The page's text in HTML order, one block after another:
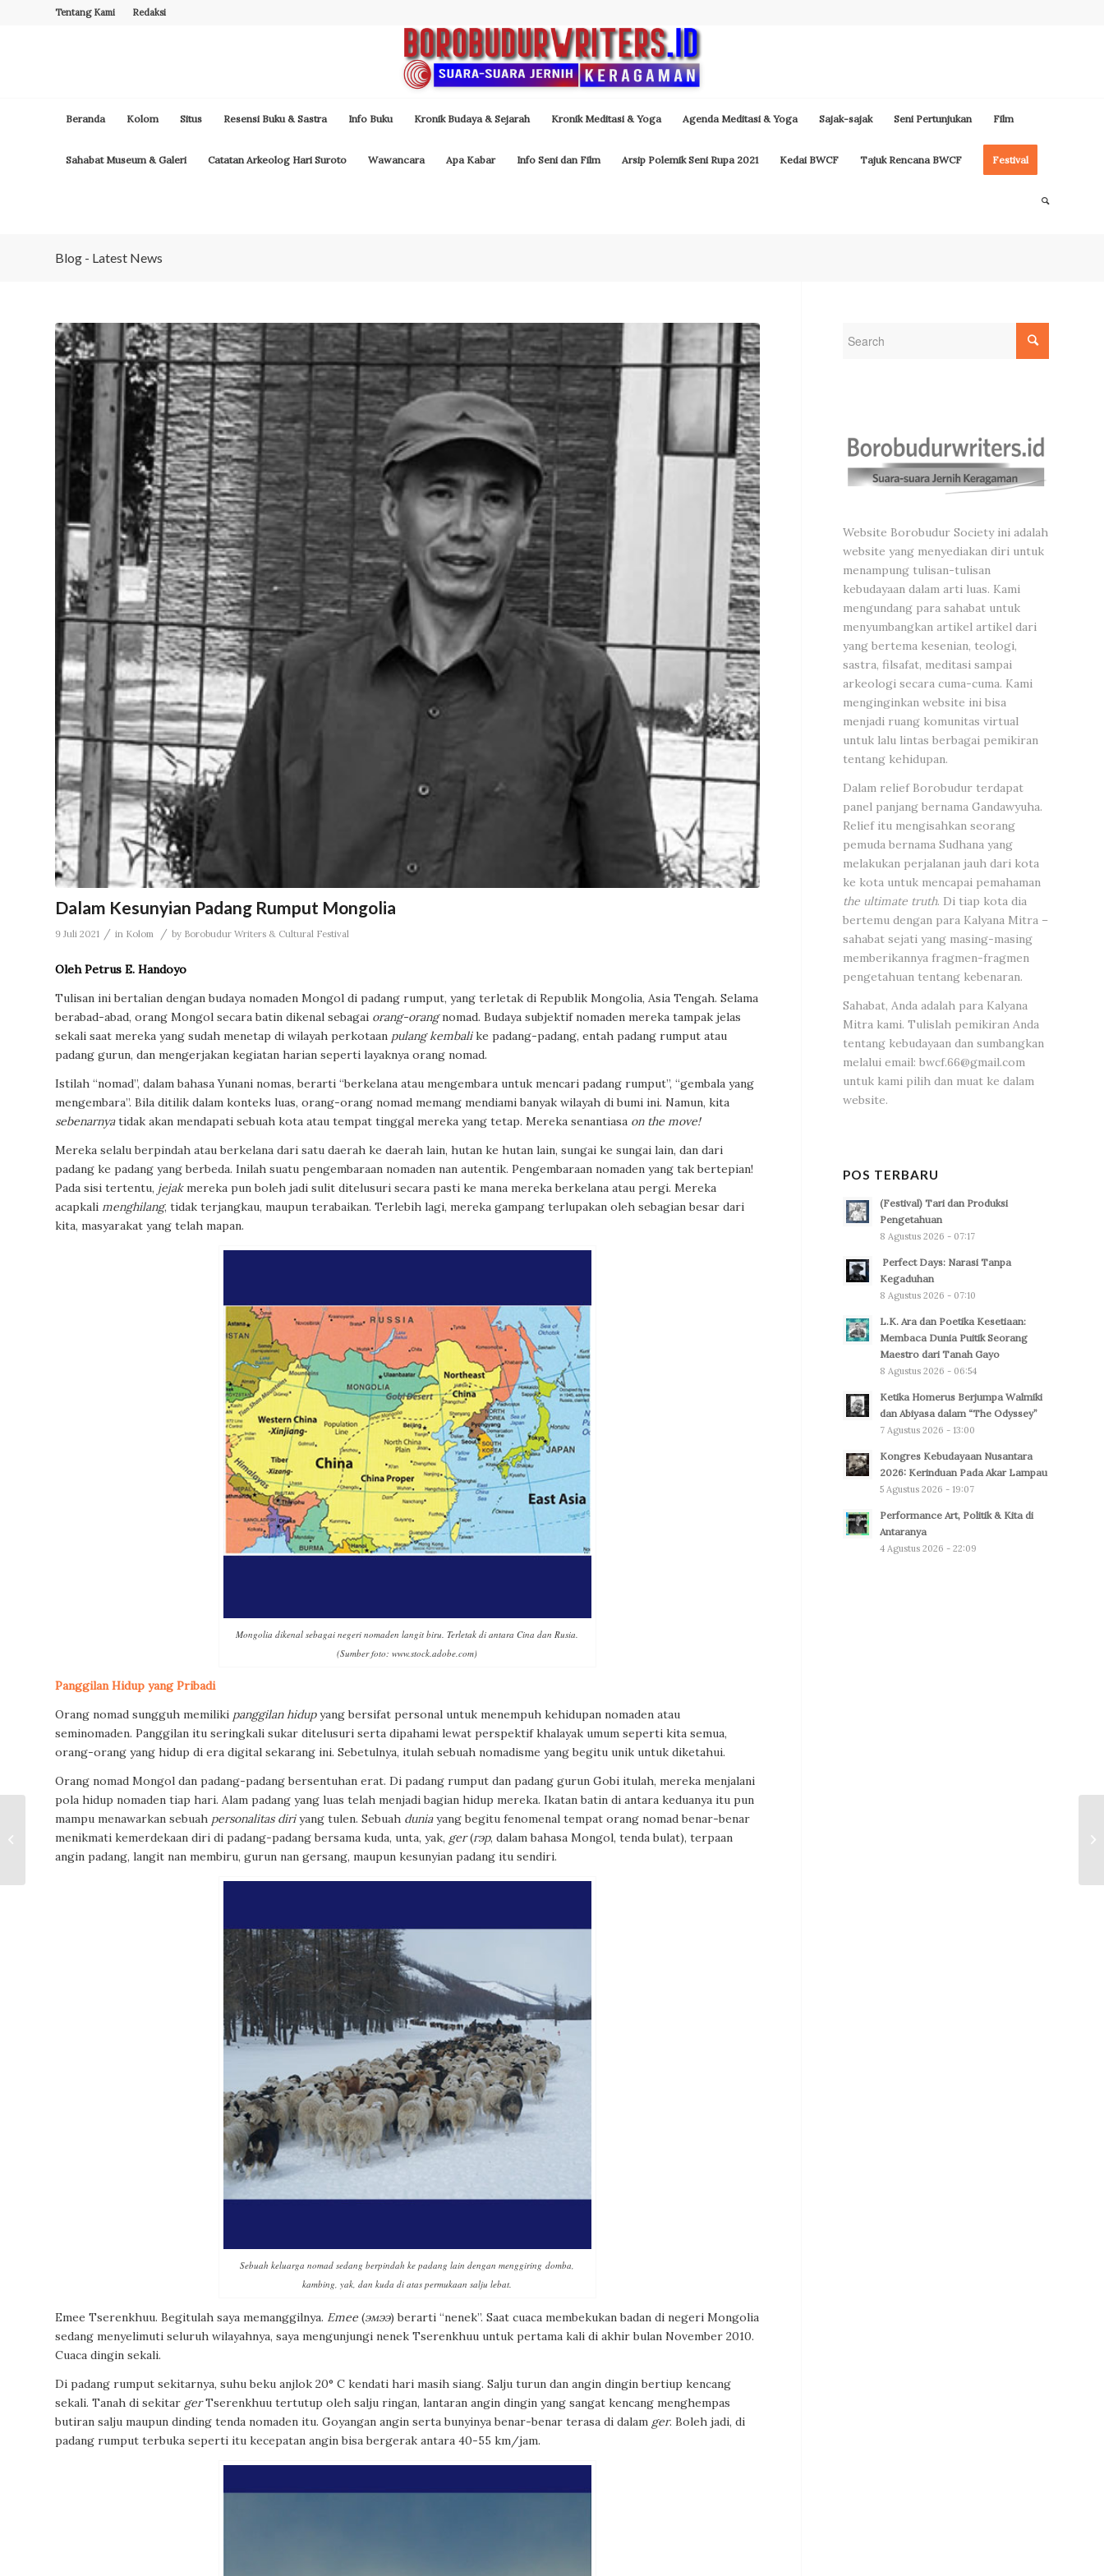
Tentang Kami Redaksi
Beranda Kolom Situs Resensi Buku & Sastra Info Buku Kronik Budaya & Sejarah Kronik Meditasi & Yoga Agenda Meditasi & Yoga Sajak-sajak Seni Pertunjukan Film
Sahabat Museum & Galeri Catatan Arkeolog Hari Suroto Wawancara Apa Kabar Info Seni dan Film Arsip Polemik Seni Rupa 2021 Kedai BWCF Tajuk Rencana BWCF Festival
Blog - Latest News
Dalam Kesunyian Padang Rumput Mongolia
9 Juli 2021 / in Kolom / by Borobudur Writers & Cultural Festival
Oleh Petrus E. Handoyo
Tulisan ini bertalian dengan budaya nomaden Mongol di padang rumput, yang terletak di Republik Mongolia, Asia Tengah. Selama
berabad-abad, orang Mongol secara batin dikenal sebagai orang-orangnomad. Budaya subjektif nomaden mereka tampak jelas
sekali saat mereka yang sudah menetap di wilayah perkotaan pulang kembalike padang-padang, entah padang rumput atau
padang gurun, dan mengerjakan kegiatan harian seperti layaknya orang nomad.
Istilah “nomad”, dalam bahasa Yunani nomas, berarti “berkelana atau mengembara untuk mencari padang rumput”, “gembala yang
mengembara”. Bila ditilik dalam konteks luas, orang-orang nomad memang mendiami banyak wilayah di bumi ini. Namun, kita
sebenarnyatidak akan mendapati sebuah kota atau tempat tinggal mereka yang tetap. Mereka senantiasa on the move!
Mereka selaluberpindah atau berkelana dari satu daerah ke daerah lain, hutan ke hutan lain, sungai ke sungai lain, dan dari
padang ke padang yang berbeda. Inilah suatu pengembaraan nomaden nan autentik. Pengembaraan nomaden yang tak bertepian!
Pada sisi tertentu, jejakmereka pun boleh jadi sulit ditelusuri secara pasti ke mana mereka berkelana atau pergi. Mereka
acapkali menghilang, tidak terjangkau, maupun terabaikan. Terlebih lagi, mereka gampang terlupakan oleh sebagian besar dari
kita, masyarakat yang telah mapan.
Mongolia dikenal sebagai negeri nomaden langit biru. Terletak di antara Cina dan Rusia.
(Sumber foto: www.stock.adobe.com)
Panggilan Hidup yang Pribadi
Orang nomad sungguh memiliki panggilan hidupyang bersifat personal untuk menempuh kehidupan nomaden atau
seminomaden. Panggilan itu seringkali sukar ditelusuri serta dipahami lewat perspektif khalayak umum seperti kita semua,
orang-orang yang hidup di era digital sekarang ini. Sebetulnya, itulah sebuah nomadisme yang begitu unik untuk diketahui.
Orang nomad Mongol dan padang-padang bersentuhan erat. Di padang rumput dan padang gurun Gobi itulah, mereka menjalani
pola hidup nomaden tiap hari. Alam padang yang luas telah menjadi bagian hidup mereka. Ikatan batin di antara keduanya itu pun
mampu menawarkan sebuah personalitas diriyang tulen. Sebuah duniayang begitu fenomenal tempat orang nomad benar-benar
menikmati kemerdekaan diri di padang-padang bersama kuda, unta, yak, ger(гэр, dalam bahasa Mongol, tenda bulat), terpaan
angin padang, langit nan membiru, gurun nan gersang, maupun kesunyian padang itu sendiri.
Sebuah keluarga nomad sedang berpindah ke padang lain dengan menggiring domba,
kambing, yak, dan kuda di atas permukaan salju lebat.
Emee Tserenkhuu. Begitulah saya memanggilnya. Emee (эмээ) berarti “nenek”. Saat cuaca membekukan badan di negeri Mongolia
sedang menyelimuti seluruh wilayahnya, saya mengunjungi nenek Tserenkhuu untuk pertama kali di akhir bulan November 2010.
Cuaca dingin sekali.
Di padang rumput sekitarnya, suhu beku anjlok ­20° C kendati hari masih siang. Salju turun dan angin dingin bertiup kencang
sekali. Tanah di sekitar gerTserenkhuu tertutup oleh salju ringan, lantaran angin dingin yang sangat kencang menghempas
butiran salju maupun dinding tenda nomaden itu. Goyangan angin serta bunyinya benar-benar terasa di dalam ger. Boleh jadi, di
padang rumput terbuka seperti itu kecepatan angin bisa bergerak antara 40-55 km/jam.
Website Borobudur Society ini adalah
website yang menyediakan diri untuk
menampung tulisan-tulisan
kebudayaan dalam arti luas. Kami
mengundang para sahabat untuk
menyumbangkan artikel artikel dari
yang bertema kesenian, teologi,
sastra, filsafat, meditasi sampai
arkeologi secara cuma-cuma. Kami
menginginkan website ini bisa
menjadi ruang komunitas virtual
untuk lalu lintas berbagai pemikiran
tentang kehidupan.
Dalam relief Borobudur terdapat
panel panjang bernama Gandawyuha.
Relief itu mengisahkan seorang
pemuda bernama Sudhana yang
melakukan perjalanan jauh dari kota
ke kota untuk mencapai pemahaman
the ultimate truth. Di tiap kota dia
bertemu dengan para Kalyana Mitra –
sahabat sejati yang masing-masing
memberikannya fragmen-fragmen
pengetahuan tentang kebenaran.
Sahabat, Anda adalah para Kalyana
Mitra kami. Tulislah pemikiran Anda
tentang kebudayaan dan sumbangkan
melalui email: bwcf.66@gmail.com
untuk kami pilih dan muat ke dalam
website.
POS TERBARU
(Festival) Tari dan Produksi
Pengetahuan
8 Agustus 2026 - 07:17
Perfect Days: Narasi Tanpa
Kegaduhan
8 Agustus 2026 - 07:10
L.K. Ara dan Poetika Kesetiaan:
Membaca Dunia Puitik Seorang
Maestro dari Tanah Gayo
8 Agustus 2026 - 06:54
Ketika Homerus Berjumpa Walmiki
dan Abiyasa dalam “The Odyssey”
7 Agustus 2026 - 13:00
Kongres Kebudayaan Nusantara
2026: Kerinduan Pada Akar Lampau
5 Agustus 2026 - 19:07
Performance Art, Politik & Kita di
Antaranya
4 Agustus 2026 - 22:09
Borobudur, Bung
Karno, dan Walter
Spies